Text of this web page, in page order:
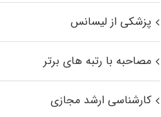
پزشکی از لیسانس
مصاحبه با رتبه های برتر
کارشناسی ارشد مجازی